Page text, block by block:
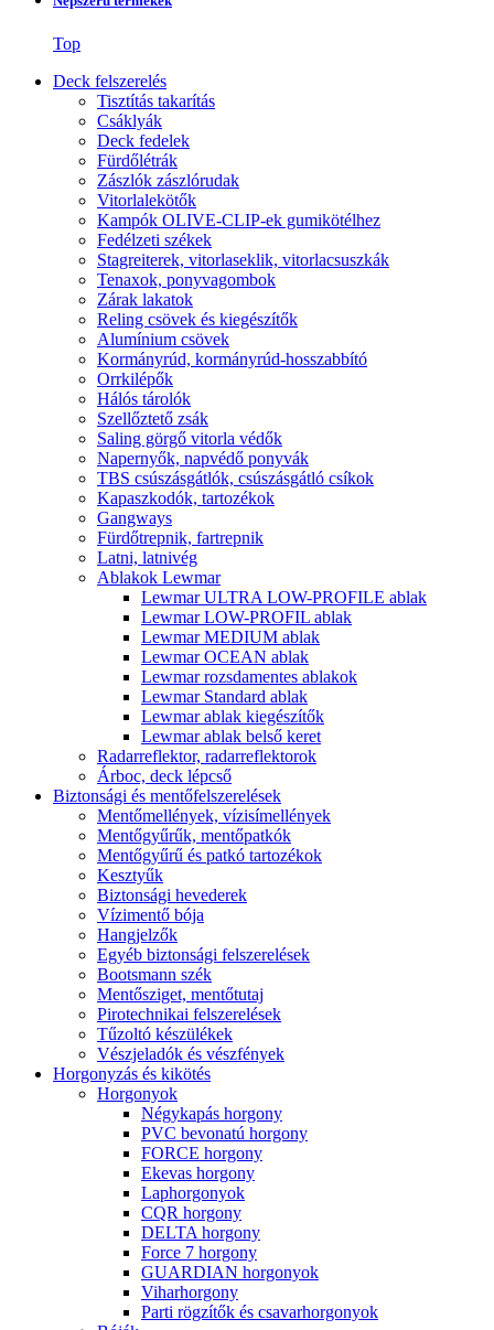
Top
Deck felszerelés
Tisztítás takarítás
Csáklyák
Deck fedelek
Fürdőlétrák
Zászlók zászlórudak
Vitorlalekötők
Kampók OLIVE-CLIP-ek gumikötélhez
Fedélzeti székek
Stagreiterek, vitorlaseklik, vitorlacsuszkák
Tenaxok, ponyvagombok
Zárak lakatok
Reling csövek és kiegészítők
Alumínium csövek
Kormányrúd, kormányrúd-hosszabbító
Orrkilépők
Hálós tárolók
Szellőztető zsák
Saling görgő vitorla védők
Napernyők, napvédő ponyvák
TBS csúszásgátlók, csúszásgátló csíkok
Kapaszkodók, tartozékok
Gangways
Fürdőtrepnik, fartrepnik
Latni, latnivég
Ablakok Lewmar
Lewmar ULTRA LOW-PROFILE ablak
Lewmar LOW-PROFIL ablak
Lewmar MEDIUM ablak
Lewmar OCEAN ablak
Lewmar rozsdamentes ablakok
Lewmar Standard ablak
Lewmar ablak kiegészítők
Lewmar ablak belső keret
Radarreflektor, radarreflektorok
Árboc, deck lépcső
Biztonsági és mentőfelszerelések
Mentőmellények, vízisímellények
Mentőgyűrűk, mentőpatkók
Mentőgyűrű és patkó tartozékok
Kesztyűk
Biztonsági hevederek
Vízimentő bója
Hangjelzők
Egyéb biztonsági felszerelések
Bootsmann szék
Mentősziget, mentőtutaj
Pirotechnikai felszerelések
Tűzoltó készülékek
Vészjeladók és vészfények
Horgonyzás és kikötés
Horgonyok
Négykapás horgony
PVC bevonatú horgony
FORCE horgony
Ekevas horgony
Laphorgonyok
CQR horgony
DELTA horgony
Force 7 horgony
GUARDIAN horgonyok
Viharhorgony
Parti rögzítők és csavarhorgonyok